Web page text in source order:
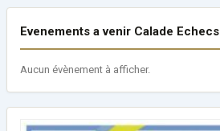
Evenements a venir Calade Echecs
Aucun évènement à afficher.